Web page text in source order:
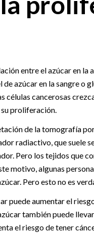
entre el azúcar en la
azúcar en la sangre o
células cancerosas
su proliferación.
de la tomografía
radiactivo, que suele
Pero los tejidos que
motivo, algunas
Pero esto no es
puede aumentar el
también puede
el riesgo de tener